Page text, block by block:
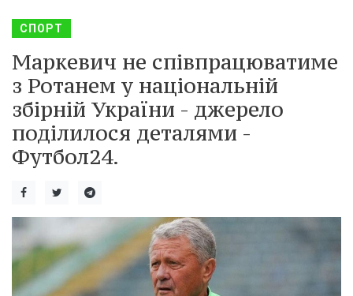
СПОРТ
Маркевич не співпрацюватиме
з Ротанем у національній
збірній України - джерело
поділилося деталями -
Футбол24.